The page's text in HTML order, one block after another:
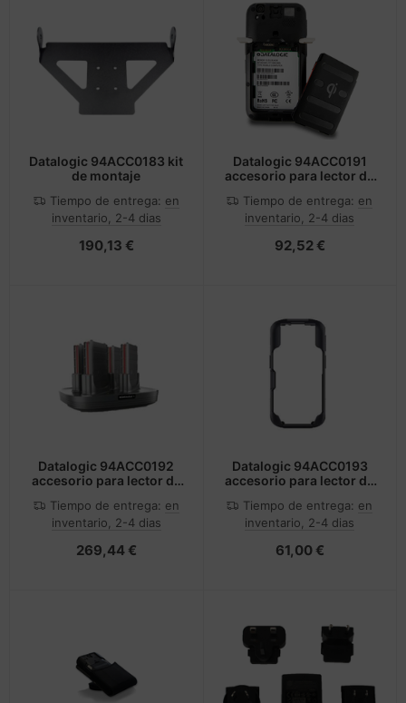
Datalogic 94ACC0183 kit
de montaje
Tiempo de entrega: en
inventario, 2-4 dias
190,13 €
Datalogic 94ACC0191
accesorio para lector de
Tiempo de entrega: en
inventario, 2-4 dias
92,52 €
Datalogic 94ACC0192
accesorio para lector de
de cargador de pilas
Tiempo de entrega: en
inventario, 2-4 dias
269,44 €
Datalogic 94ACC0193
accesorio para lector de
Tiempo de entrega: en
inventario, 2-4 dias
61,00 €